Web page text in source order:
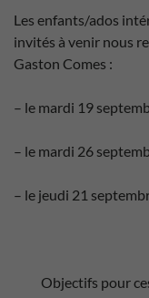
Les enfants/ados
invités à venir nous
Gaston Comes :
– le mardi 19
– le mardi 26
– le jeudi 21
Objectifs pour